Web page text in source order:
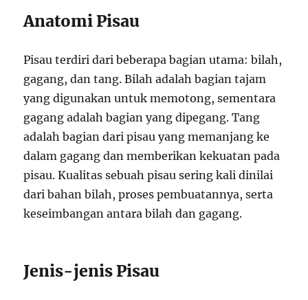
Anatomi Pisau
Pisau terdiri dari beberapa bagian utama: bilah,
gagang, dan tang. Bilah adalah bagian tajam
yang digunakan untuk memotong, sementara
gagang adalah bagian yang dipegang. Tang
adalah bagian dari pisau yang memanjang ke
dalam gagang dan memberikan kekuatan pada
pisau. Kualitas sebuah pisau sering kali dinilai
dari bahan bilah, proses pembuatannya, serta
keseimbangan antara bilah dan gagang.
Jenis-jenis Pisau